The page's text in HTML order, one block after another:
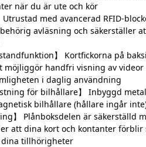
när du är ute och kör
Utrustad med avancerad RFID-
avläsning och säkerställer
】 Kortfickorna på
möjliggör handfri visning av
i daglig användning
för bilhållare】 Inbyggd
bilhållare (hållare ingår
】 Plånboksdelen är säkerställd
att dina kort och kontanter
tillhörigheter